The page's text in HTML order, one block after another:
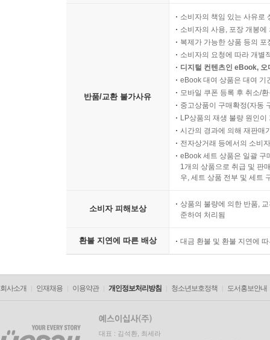
반품/교환 불가사유
소비자의 책임 있는 사유로
소비자의 사용, 포장 개봉
복제가 가능한 상품 등의
소비자의 요청에 따라 개별
디지털 컨텐츠인 eBook,
eBook 대여 상품은 대여 기
모바일 쿠폰 등록 후 취소/
중고상품이 구매확정(자동
LP상품의 재생 불량 원인
시간의 경과에 의해 재판매
전자상거래 등에서의 소비
eBook 세트 상품은 일괄 구
1개의 상품으로 취급 및 판
우, 세트 상품 전부 및 세트
소비자 피해보상
상품의 불량에 의한 반품,
준하여 처리됨
환불 지연에 따른 배상 대금 환불 및 환불 지연에
회사소개 인재채용 이용약관 개인정보처리방침 청소년보호정책 도서홍보안내
대표 : 김석환, 최세라